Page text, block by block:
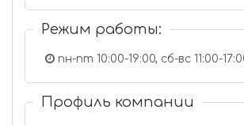
Режим работы:
пн-пт 10:00-19:00, сб-вс 11:00-
Профиль компании